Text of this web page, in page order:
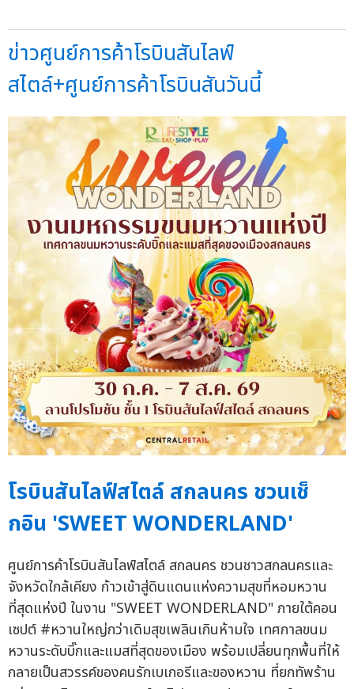
ข่าวศูนย์การค้าโรบินสันไลฟ์
สไตล์+ศูนย์การค้าโรบินสันวันนี้
โรบินสันไลฟ์สไตล์ สกลนคร ชวนเช็
กอิน 'SWEET WONDERLAND'
ศูนย์การค้าโรบินสันไลฟ์สไตล์ สกลนคร ชวนชาวสกลนครและ
จังหวัดใกล้เคียง ก้าวเข้าสู่ดินแดนแห่งความสุขที่หอมหวาน
ที่สุดแห่งปี ในงาน "SWEET WONDERLAND" ภายใต้คอน
เซปต์ #หวานใหญ่กว่าเดิมสุขเพลินเกินห้ามใจ เทศกาลขนม
หวานระดับบิ๊กและแมสที่สุดของเมือง พร้อมเปลี่ยนทุกพื้นที่ให้
กลายเป็นสวรรค์ของคนรักเบเกอรีและของหวาน ที่ยกทัพร้าน